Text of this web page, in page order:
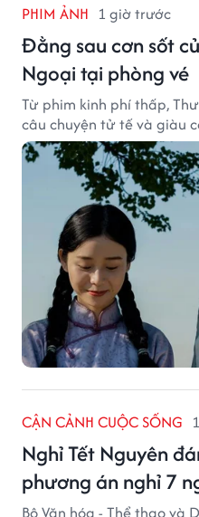
PHIM ẢNH 1 giờ trước
Đằng sau cơn sốt
Ngoại tại phòng vé
Từ phim kinh phí thấp,
câu chuyện tử tế và giàu
CẬN CẢNH CUỘC SỐNG
Nghỉ Tết Nguyên
phương án nghỉ 7
Bộ Văn hóa - Thể thao và